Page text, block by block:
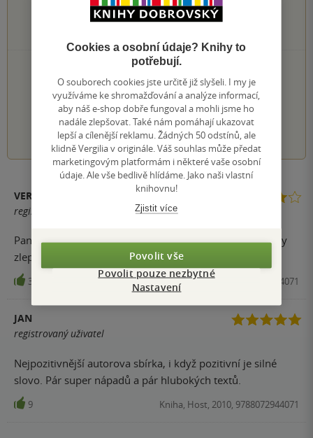
0×
3 hvězdičky
0×
2 hvězdičky
PŘIDEJTE SVÉ HODNOCENÍ KNIHY
Hodnocení našich knihkupců: 0.0 z 5
1 2 3 4 5
VERONIKA B.
registrovaný uživatel
Pan Krchovský mi svým osobitým, ponurým stylem vždy
zlepší náladu.
39 Kniha, Host, 2010, 9788072944071
JAN
registrovaný uživatel
Nejpozitivnější autorova sbírka, i když pozitivní je silné
slovo. Pár super nápadů a pár hlubokých textů.
9 Kniha, Host, 2010, 9788072944071
Cookies a osobní údaje? Knihy to
potřebují.
O souborech cookies jste určitě již slyšeli. I my je
využíváme ke shromažďování a analýze informací,
aby náš e-shop dobře fungoval a mohli jsme ho
nadále zlepšovat. Také nám pomáhají ukazovat
lepší a cílenější reklamu. Žádných 50 odstínů, ale
klidně Vergilia v originále. Váš souhlas může předat
marketingovým platformám i některé vaše osobní
údaje. Ale vše bedlivě hlídáme. Jako naši vlastní
knihovnu!
Zjistit více
Povolit vše
Povolit pouze nezbytné
Nastavení